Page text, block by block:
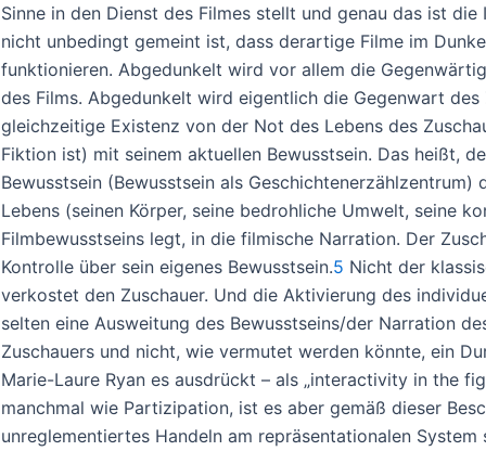
Sinne in den Dienst des Filmes stellt und genau das ist
nicht unbedingt gemeint ist, dass derartige Filme im
funktionieren. Abgedunkelt wird vor allem die
des Films. Abgedunkelt wird eigentlich die Gegenwart
gleichzeitige Existenz von der Not des Lebens des
Fiktion ist) mit seinem aktuellen Bewusstsein. Das heißt,
Bewusstsein (Bewusstsein als
Lebens (seinen Körper, seine bedrohliche Umwelt, seine
Filmbewusstseins legt, in die filmische Narration. Der
Kontrolle über sein eigenes Bewusstsein.5 Nicht der
verkostet den Zuschauer. Und die Aktivierung des
selten eine Ausweitung des Bewusstseins/der Narration
Zuschauers und nicht, wie vermutet werden könnte, ein
Marie-Laure Ryan es ausdrückt – als „interactivity in the
manchmal wie Partizipation, ist es aber gemäß dieser
unreglementiertes Handeln am repräsentationalen